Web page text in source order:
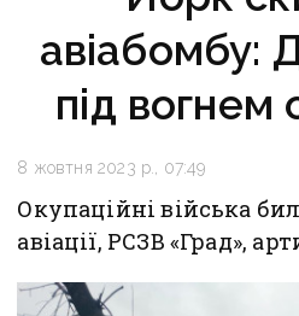
авіабомбу:
під вогнем
8 жовтня 2023 р., 07:49
Окупаційні війська
авіації, РСЗВ «Град»,